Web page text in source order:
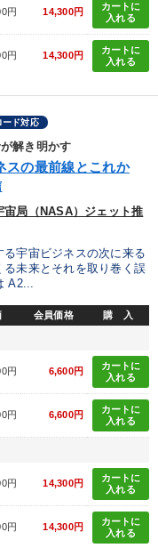
円 14,300円
カートに
入れる
円 14,300円
カートに
入れる
ード対応
解き明かす
スの最前線とこれか
局（NASA）ジェット推
宇宙ビジネスの次に来る
未来とそれを取り巻く誤
A2...
会員価格 購 入
円 6,600円
カートに
入れる
円 6,600円
カートに
入れる
円 14,300円
カートに
入れる
円 14,300円
カートに
入れる